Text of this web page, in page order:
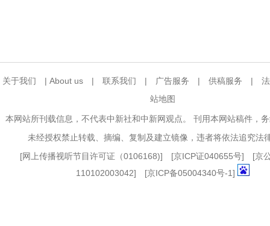
关于我们 | About us | 联系我们 | 广告服务 | 供稿服务 |
站地图
本网站所刊载信息，不代表中新社和中新网观点。 刊用本网站稿件，
未经授权禁止转载、摘编、复制及建立镜像，违者将依法追究法
[网上传播视听节目许可证（0106168)] [京ICP证040655号] [京
110102003042] [京ICP备05004340号-1]